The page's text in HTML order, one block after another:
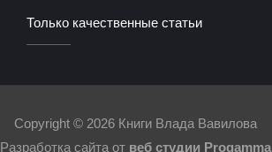
b
a
m
u
Только качественные статьи
Copyright © 2026 Книги Влада Вавилова
Разработка сайта от веб студии Progamma